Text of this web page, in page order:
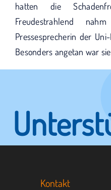
hatten die
Freudestrahlend
Pressesprecherin der
Besonders angetan war
Sie
Kontakt